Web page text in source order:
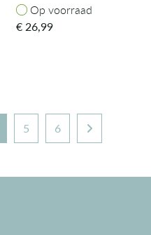
Op voorraad
Op voorraad
€26,99
5 6